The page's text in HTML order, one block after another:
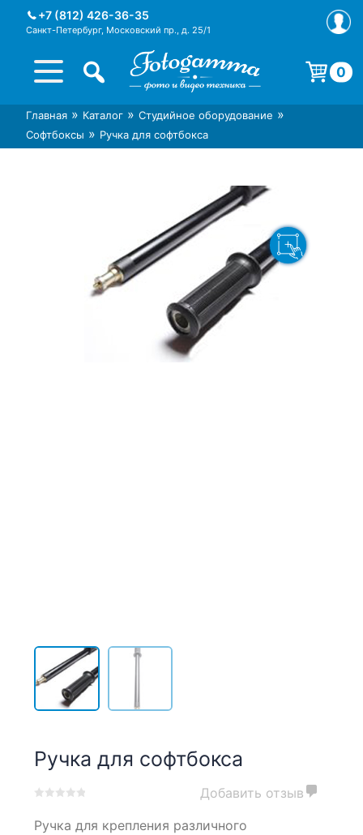
+7 (812) 426-36-35
Санкт-Петербург, Московский пр., д. 25/1
Интернет-магазин фототехники
Foto-Gamma в СПб
Магазин фотоаксессуаров foto-
gamma.ru
0
Корзина пуста.
Главная » Каталог » Студийное оборудование »
Софтбоксы » Ручка для софтбокса
Ручка для софтбокса
out
Добавить отзыв
Ручка для крепления различного